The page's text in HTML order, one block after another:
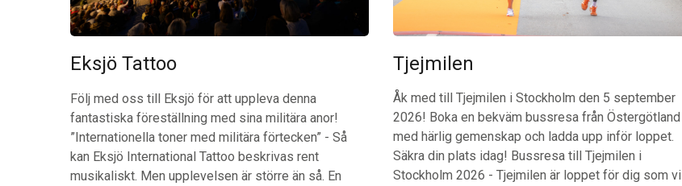
Eksjö Tattoo
Följ med oss till Eksjö för att uppleva denna
fantastiska föreställning med sina militära anor!
”Internationella toner med militära förtecken” - Så
kan Eksjö International Tattoo beskrivas rent
musikaliskt. Men upplevelsen är större än så. En
Tjejmilen
Åk med till Tjejmilen i Stockholm den 5 september
2026! Boka en bekväm bussresa från Östergötland
med härlig gemenskap och ladda upp inför loppet.
Säkra din plats idag! Bussresa till Tjejmilen i
Stockholm 2026 - Tjejmilen är loppet för dig som vill